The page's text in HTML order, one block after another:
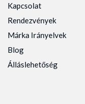
Kapcsolat
Rendezvények
Márka Irányelvek
Blog
Álláslehetőség